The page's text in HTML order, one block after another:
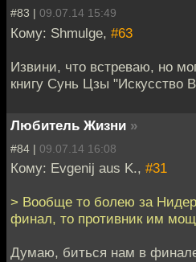
#83 | 09.07.14 15:49
Кому: Shmulge, #63
Извини, что встреваю, но
книгу Сунь Цзы "Искусство
Любитель Жизни »
#84 | 09.07.14 16:08
Кому: Evgenij aus K., #31
> Вообще то болею за
финал, то противник им
Думаю, биться нам в